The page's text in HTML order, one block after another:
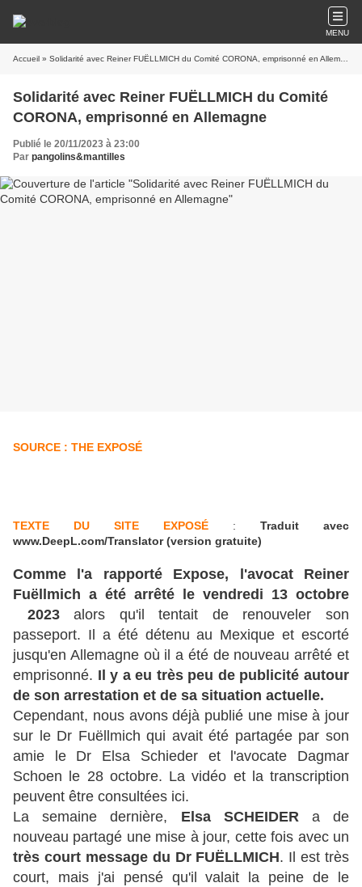
MENU
Accueil » Solidarité avec Reiner FUËLLMICH du Comité CORONA, emprisonné en Allemagne
Solidarité avec Reiner FUËLLMICH du Comité
CORONA, emprisonné en Allemagne
Publié le 20/11/2023 à 23:00
Par pangolins&mantilles
SOURCE : THE EXPOSÉ
TEXTE DU SITE EXPOSÉ : Traduit avec
www.DeepL.com/Translator (version gratuite)
Comme l'a rapporté Expose, l'avocat Reiner
Fuëllmich a été arrêté le vendredi 13 octobre
2023alors qu'il tentait de renouveler son
passeport. Il a été détenu au Mexique et escorté
jusqu'en Allemagne où il a été de nouveau arrêté et
emprisonné. Il y a eu très peu de publicité autour
de son arrestation et de sa situation actuelle.
Cependant, nous avons déjà publié une mise à jour
sur le Dr Fuëllmich qui avait été partagée par son
amie le Dr Elsa Schieder et l'avocate Dagmar
Schoen le 28 octobre. La vidéo et la transcription
peuvent être consultées ici.
La semaine dernière, Elsa SCHEIDERa de
nouveau partagé une mise à jour, cette fois avec un
très court message du Dr FUËLLMICH. Il est très
court, mais j'ai pensé qu'il valait la peine de le